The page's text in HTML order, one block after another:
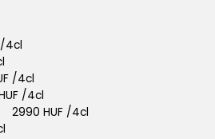
/4cl
/4cl
/4cl
2990 HUF /4cl